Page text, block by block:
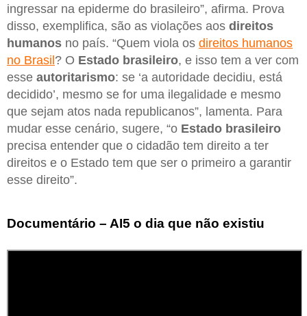
ingressar na epiderme do brasileiro”, afirma. Prova
disso, exemplifica, são as violações aos direitos
humanos no país. “Quem viola os direitos humanos
no Brasil ? O Estado brasileiro, e isso tem a ver com
esse autoritarismo: se ‘a autoridade decidiu, está
decidido’, mesmo se for uma ilegalidade e mesmo
que sejam atos nada republicanos”, lamenta. Para
mudar esse cenário, sugere, “o Estado brasileiro
precisa entender que o cidadão tem direito a ter
direitos e o Estado tem que ser o primeiro a garantir
esse direito”.
Documentário – AI5 o dia que não existiu